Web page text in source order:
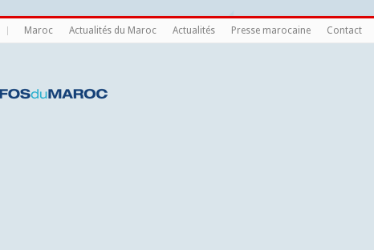
Maroc Actualités du Maroc Actualités Presse marocaine Contact